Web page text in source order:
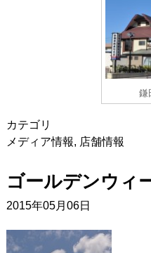
鎌
カテゴリ
メディア情報, 店舗情報
ゴールデンウィ
2015年05月06日